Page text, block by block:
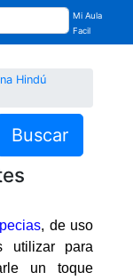
Mi Aula
Facil
Hindú
Buscar
, de uso
utilizar para
un toque